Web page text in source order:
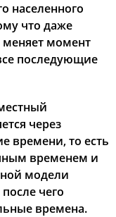
20:29 22:24
20:27 22:21
20:22
20:20 22:12
20:18 22:09
20:16
населенного
что даже
момент
последующие
через
времени, то есть
временем и
модели
чего
времена.